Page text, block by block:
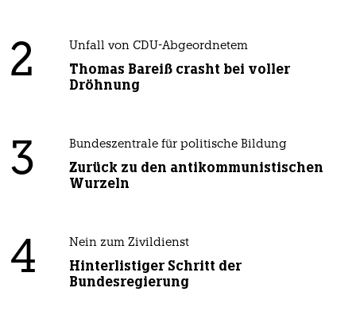
2 Unfall von CDU-Abgeordnetem
Thomas Bareiß crasht bei voller
Dröhnung
3 Bundeszentrale für politische Bildung
Zurück zu den antikommunistischen
Wurzeln
4 Nein zum Zivildienst
Hinterlistiger Schritt der
Bundesregierung